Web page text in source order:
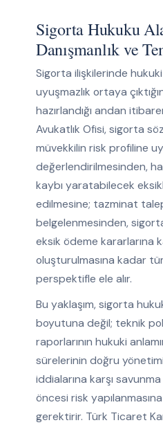
Sigorta Hukuku
Danışmanlık ve
Sigorta ilişkilerinde
uyuşmazlık ortaya
hazırlandığı andan
Avukatlık Ofisi, sigorta
müvekkilin risk profiline
değerlendirilmesinden,
kaybı yaratabilecek
edilmesine; tazminat
belgelenmesinden,
eksik ödeme kararlarına
oluşturulmasına kadar
perspektifle ele alır.
Bu yaklaşım, sigorta
boyutuna değil; teknik
raporlarının hukuki
sürelerinin doğru
iddialarına karşı
öncesi risk
gerektirir. Türk Ticaret